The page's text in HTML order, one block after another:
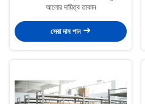
আলোর দায়িত্ব তাকান
সেরা দাম পান